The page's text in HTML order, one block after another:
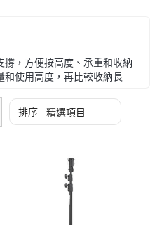
，方便按高度、承重和收納
和使用高度，再比較收納長
，再比較收納長度、腳架結